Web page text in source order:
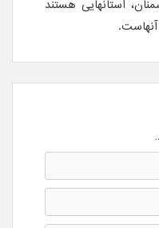
استانهایی هستند
آنهاست.